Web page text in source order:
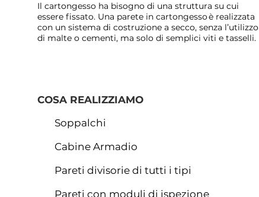
Il cartongesso ha bisogno di una struttura su cui
essere fissato. Una parete in cartongesso è realizzata
con un sistema di costruzione a secco, senza l’utilizzo
di malte o cementi, ma solo di semplici viti e tasselli.
COSA REALIZZIAMO
Soppalchi
Cabine Armadio
Pareti divisorie di tutti i tipi
Pareti con moduli di ispezione